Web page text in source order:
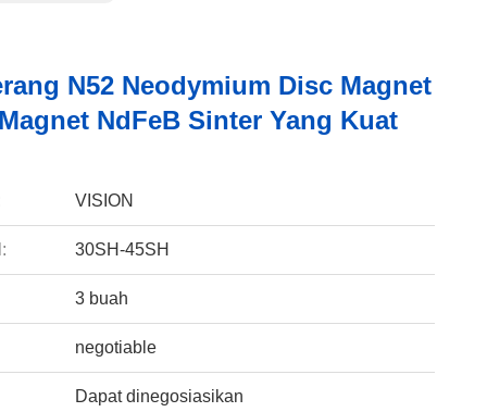
N52 Neodymium Disc Magnet
NdFeB Sinter Yang Kuat
VISION
30SH-45SH
3 buah
negotiable
Dapat dinegosiasikan